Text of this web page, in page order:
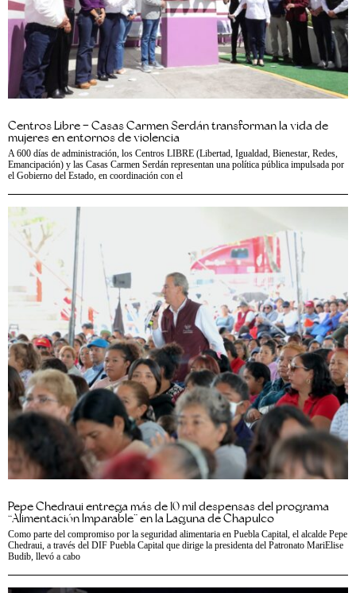
Centros Libre – Casas Carmen Serdán transforman la vida de
mujeres en entornos de violencia
A 600 días de administración, los Centros LIBRE (Libertad, Igualdad, Bienestar, Redes,
Emancipación) y las Casas Carmen Serdán representan una política pública impulsada por
el Gobierno del Estado, en coordinación con el
Pepe Chedraui entrega más de 10 mil despensas del programa
“Alimentación Imparable” en la Laguna de Chapulco
Como parte del compromiso por la seguridad alimentaria en Puebla Capital, el alcalde Pepe
Chedraui, a través del DIF Puebla Capital que dirige la presidenta del Patronato MariElise
Budib, llevó a cabo